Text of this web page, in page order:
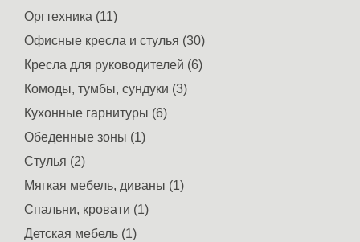
Оргтехника (11)
Офисные кресла и стулья (30)
Кресла для руководителей (6)
Комоды, тумбы, сундуки (3)
Кухонные гарнитуры (6)
Обеденные зоны (1)
Стулья (2)
Мягкая мебель, диваны (1)
Спальни, кровати (1)
Детская мебель (1)